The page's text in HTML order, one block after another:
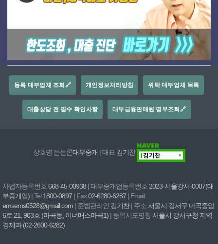
등록 대부업체 조회🔗 개인정보처리방침 위탁 대부업체 목록
대출상담 전 필수 확인사항 대부금융판매원 명부조회🔗
상호명 든든론대부중개 | 대표 김기찬
사업자등록번호 668-45-00938 | 대부중개업등록번호 2023-서울강서-0007(대
부중개업) | Tel 1800-0897 | Fax02-6280-6287 | Email
emsems0528@gmail.com | 준법관리인 김기찬| 주소 서울시 강서구 마곡중앙
6로 21, 903호 (마곡동, 이너매스마곡1) | 등록시도명칭 서울시 강서구청 지역
경제과 (02-2600-6282)